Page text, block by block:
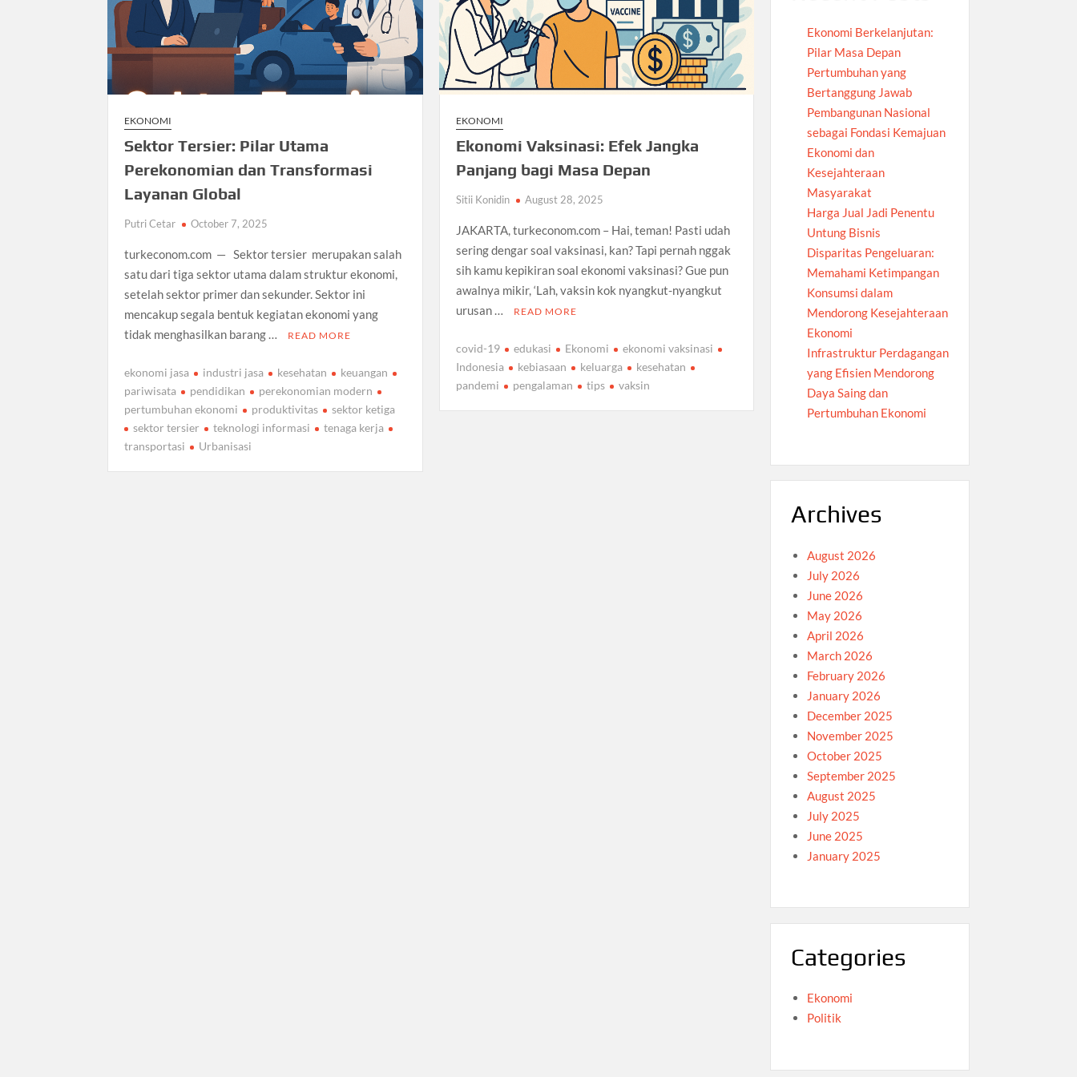
EKONOMI
Sektor Tersier: Pilar Utama
Perekonomian dan Transformasi
Layanan Global
Putri Cetar October 7, 2025
turkeconom.com — Sektor tersier merupakan salah
satu dari tiga sektor utama dalam struktur ekonomi,
setelah sektor primer dan sekunder. Sektor ini
mencakup segala bentuk kegiatan ekonomi yang
tidak menghasilkan barang …
READ MORE
ekonomi jasa industri jasa kesehatan
keuangan
pariwisata
pendidikan
perekonomian modern
pertumbuhan ekonomi
produktivitas
sektor ketiga
sektor tersier
teknologi informasi
tenaga kerja
transportasi
Urbanisasi
EKONOMI
Ekonomi Vaksinasi: Efek Jangka
Panjang bagi Masa Depan
Sitii Konidin August 28, 2025
JAKARTA, turkeconom.com – Hai, teman! Pasti udah
sering dengar soal vaksinasi, kan? Tapi pernah nggak
sih kamu kepikiran soal ekonomi vaksinasi? Gue pun
awalnya mikir, ‘Lah, vaksin kok nyangkut-nyangkut
urusan …
READ MORE
covid-19 edukasi Ekonomi
ekonomi vaksinasi
Indonesia
kebiasaan keluarga
kesehatan
pandemi
pengalaman tips vaksin
Ekonomi Berkelanjutan:
Pilar Masa Depan
Pertumbuhan yang
Bertanggung Jawab
Pembangunan Nasional
sebagai Fondasi Kemajuan
Ekonomi dan
Kesejahteraan
Masyarakat
Harga Jual Jadi Penentu
Untung Bisnis
Disparitas Pengeluaran:
Memahami Ketimpangan
Konsumsi dalam
Mendorong Kesejahteraan
Ekonomi
Infrastruktur Perdagangan
yang Efisien Mendorong
Daya Saing dan
Pertumbuhan Ekonomi
Archives
August 2026
July 2026
June 2026
May 2026
April 2026
March 2026
February 2026
January 2026
December 2025
November 2025
October 2025
September 2025
August 2025
July 2025
June 2025
January 2025
Categories
Ekonomi
Politik